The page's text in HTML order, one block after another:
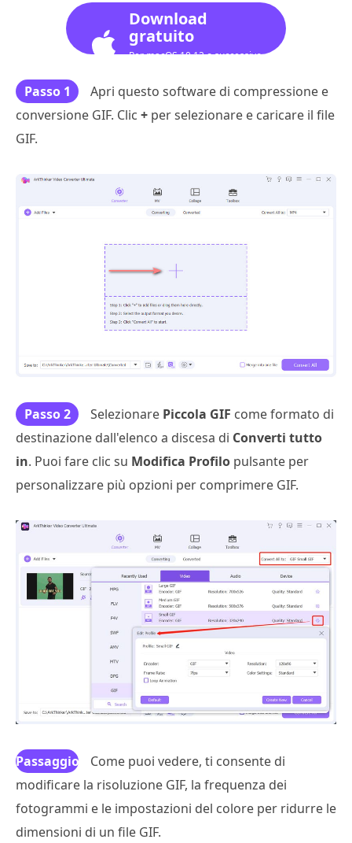
Download
gratuito
Per macOS 10.12 o successivo
Passo 1
Apri questo software di compressione e
conversione GIF. Clic + per selezionare e caricare il file
GIF.
Passo 2 Selezionare Piccola GIF come formato di
destinazione dall'elenco a discesa di Converti tutto
in. Puoi fare clic su Modifica Profilo pulsante per
personalizzare più opzioni per comprimere GIF.
Passaggio
3
Come puoi vedere, ti consente di
modificare la risoluzione GIF, la frequenza dei
fotogrammi e le impostazioni del colore per ridurre le
dimensioni di un file GIF.